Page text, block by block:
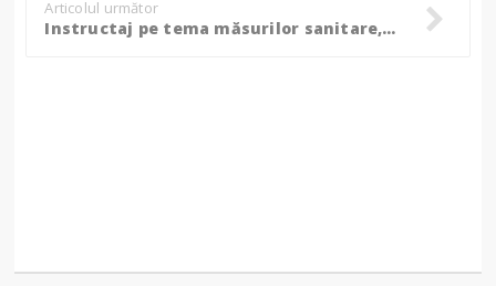
Articolul următor
Instructaj pe tema măsurilor sanitare, susținut de jandarmi la un liceu din Botoșani